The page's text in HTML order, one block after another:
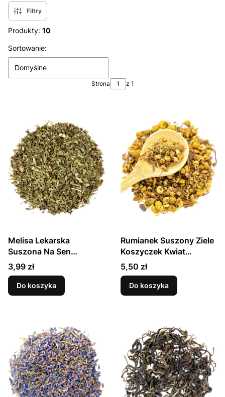
Filtry
Produkty: 10
Lista produktów
Sortowanie:
Domyślne
Strona z 1
Melisa Lekarska
Suszona Na Sen
Uspokaja 30g
SKWORCU
Cena
3,99 zł
Do koszyka
Rumianek Suszony Ziele
Koszyczek Kwiat
Naturalny 25g
SKWORCU
Cena
5,50 zł
Do koszyka